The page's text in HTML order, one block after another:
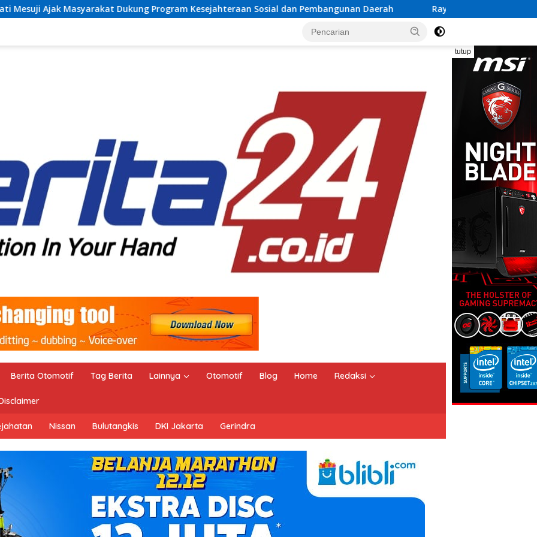
Program Kesejahteraan Sosial dan Pembangunan Daerah Rayakan Semangat Kemerdekaan Bersama Promo
tutup
Berita Otomotif Tag Berita Lainnya Otomotif Blog Home Redaksi
Nissan Bulutangkis DKI Jakarta Gerindra